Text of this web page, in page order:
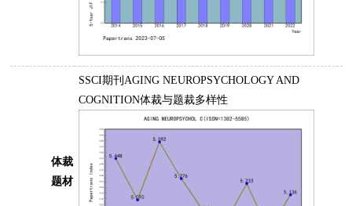
体裁
题材
SSCI期刊AGING NEUROPSYCHOLOGY AND
COGNITION体裁与题裁多样性